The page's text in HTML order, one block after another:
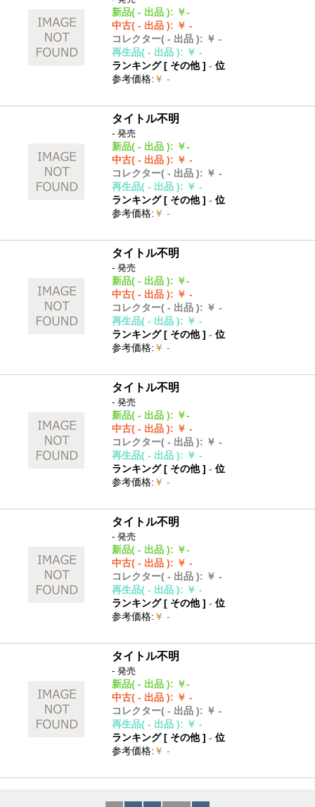
新品( - 出品 ): ￥-
中古( - 出品 ): ￥ -
コレクター( - 出品 ): ￥ -
再生品( - 出品 ): ￥ -
ランキング [ その他]- 位
参考価格: ￥ -
タイトル不明
- 発売
新品( - 出品 ): ￥-
中古( - 出品 ): ￥ -
コレクター( - 出品 ): ￥ -
再生品( - 出品 ): ￥ -
ランキング [ その他]- 位
参考価格: ￥ -
タイトル不明
- 発売
新品( - 出品 ): ￥-
中古( - 出品 ): ￥ -
コレクター( - 出品 ): ￥ -
再生品( - 出品 ): ￥ -
ランキング [ その他]- 位
参考価格: ￥ -
タイトル不明
- 発売
新品( - 出品 ): ￥-
中古( - 出品 ): ￥ -
コレクター( - 出品 ): ￥ -
再生品( - 出品 ): ￥ -
ランキング [ その他]- 位
参考価格: ￥ -
タイトル不明
- 発売
新品( - 出品 ): ￥-
中古( - 出品 ): ￥ -
コレクター( - 出品 ): ￥ -
再生品( - 出品 ): ￥ -
ランキング [ その他]- 位
参考価格: ￥ -
タイトル不明
- 発売
新品( - 出品 ): ￥-
中古( - 出品 ): ￥ -
コレクター( - 出品 ): ￥ -
再生品( - 出品 ): ￥ -
ランキング [ その他]- 位
参考価格: ￥ -